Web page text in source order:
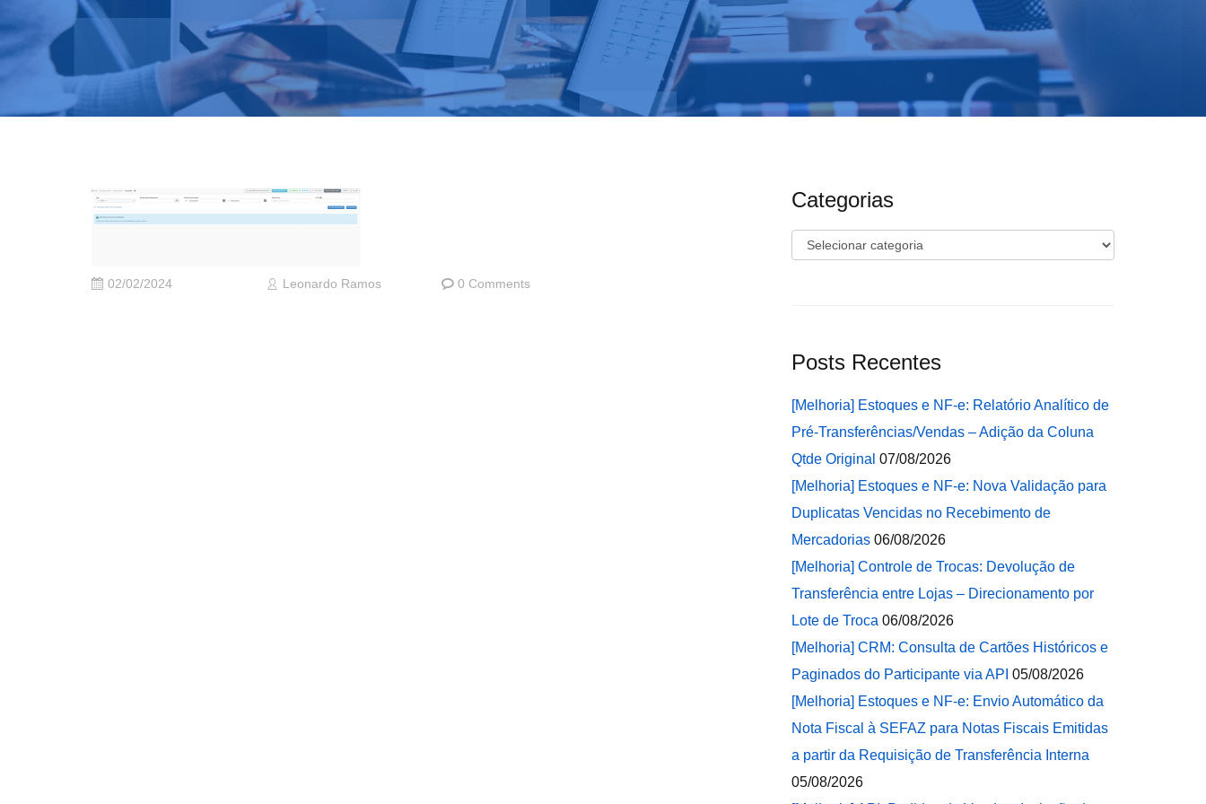
02/02/2024 Leonardo Ramos 0 Comments
Categorias
Categorias
Posts Recentes
[Melhoria] Estoques e NF-e: Relatório Analítico de
Pré-Transferências/Vendas – Adição da Coluna
Qtde Original 07/08/2026
[Melhoria] Estoques e NF-e: Nova Validação para
Duplicatas Vencidas no Recebimento de
Mercadorias 06/08/2026
[Melhoria] Controle de Trocas: Devolução de
Transferência entre Lojas – Direcionamento por
Lote de Troca 06/08/2026
[Melhoria] CRM: Consulta de Cartões Históricos e
Paginados do Participante via API 05/08/2026
[Melhoria] Estoques e NF-e: Envio Automático da
Nota Fiscal à SEFAZ para Notas Fiscais Emitidas
a partir da Requisição de Transferência Interna
05/08/2026